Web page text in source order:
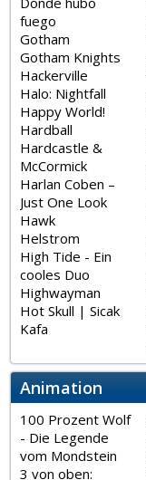
fuego
Gotham
Gotham Knights
Hackerville
Halo: Nightfall
Happy World!
Hardball
Hardcastle &
McCormick
Harlan Coben –
Just One Look
Hawk
Helstrom
High Tide - Ein
cooles Duo
Highwayman
Hot Skull | Sicak
Kafa
Animation
100 Prozent Wolf
- Die Legende
vom Mondstein
3 von oben: